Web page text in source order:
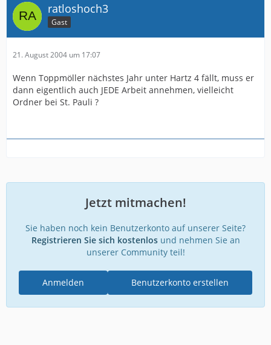
ratloshoch3
Gast
21. August 2004 um 17:07
Wenn Toppmöller nächstes Jahr unter Hartz 4 fällt, muss er
dann eigentlich auch JEDE Arbeit annehmen, vielleicht
Ordner bei St. Pauli ?
Jetzt mitmachen!
Sie haben noch kein Benutzerkonto auf unserer Seite?
Registrieren Sie sich kostenlosund nehmen Sie an
unserer Community teil!
Benutzerkonto erstellen
Anmelden